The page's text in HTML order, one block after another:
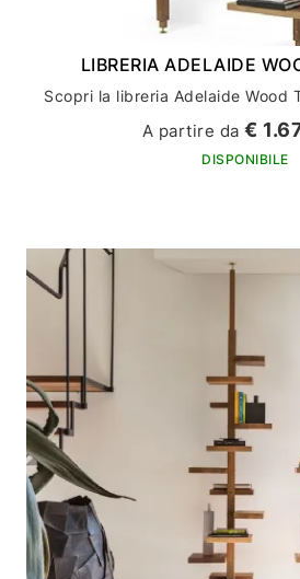
LIBRERIA ADELAIDE
A partire da€
DISPONIBILE